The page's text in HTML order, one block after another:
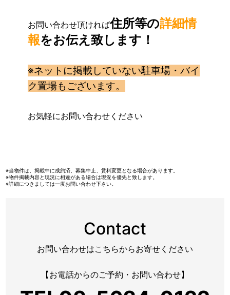
お問い合わせ頂ければ住所等の詳細情
報をお伝え致します！
※ネットに掲載していない駐車場・バイ
ク置場もございます。
お気軽にお問い合わせください
※当物件は、掲載中に成約済、募集中止、賃料変更となる場合があります。
※物件掲載内容と現況に相違がある場合は現況を優先と致します。
※詳細につきましては一度お問い合わせ下さい。
Contact
お問い合わせはこちらからお寄せください
【お電話からのご予約・お問い合わせ】